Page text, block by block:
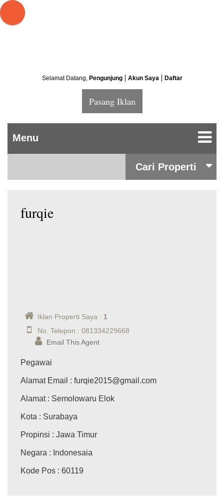
Selamat Datang, Pengunjung Akun Saya Daftar
Pasang Iklan
Cari Properti
furqie
Iklan Properti Saya : 1
No. Telepon : 081334229668
Email This Agent
Pegawai
Alamat Email : furqie2015@gmail.com
Alamat: Semolowaru Elok
Kota : Surabaya
Propinsi : Jawa Timur
Negara : Indonesaia
Kode Pos : 60119